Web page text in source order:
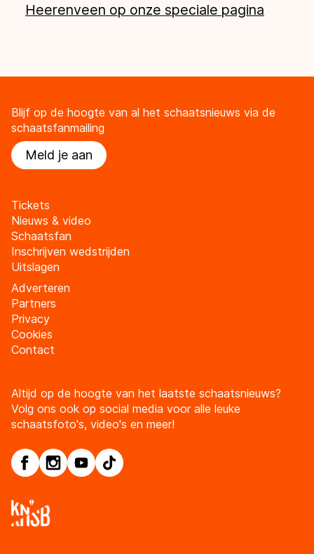
Heerenveen op onze speciale pagina
Blijf op de hoogte van al het schaatsnieuws via de
schaatsfanmailing
Meld je aan
Tickets
Nieuws & video
Schaatsfan
Inschrijven wedstrijden
Uitslagen
Adverteren
Partners
Privacy
Cookies
Contact
Altijd op de hoogte van het laatste schaatsnieuws?
Volg ons ook op social media voor alle leuke
schaatsfoto's, video's en meer!